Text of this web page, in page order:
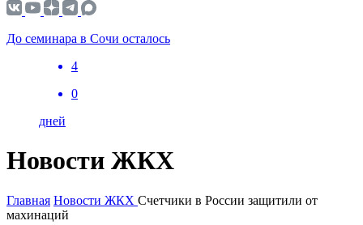
До семинара в Сочи осталось
4
0
дней
Новости ЖКХ
Главная Новости ЖКХ Счетчики в России защитили от
махинаций